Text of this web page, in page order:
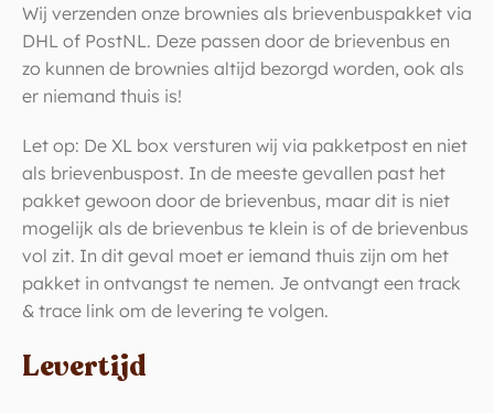
Wij verzenden onze brownies als brievenbuspakket via
DHL of PostNL. Deze passen door de brievenbus en
zo kunnen de brownies altijd bezorgd worden, ook als
er niemand thuis is!
Let op: De XL box versturen wij via pakketpost en niet
als brievenbuspost. In de meeste gevallen past het
pakket gewoon door de brievenbus, maar dit is niet
mogelijk als de brievenbus te klein is of de brievenbus
vol zit. In dit geval moet er iemand thuis zijn om het
pakket in ontvangst te nemen. Je ontvangt een track
& trace link om de levering te volgen.
Levertijd